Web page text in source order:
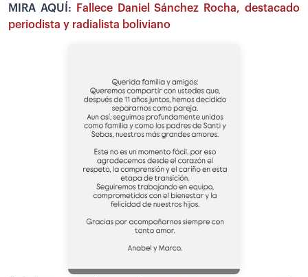
MIRA AQUÍ:
Fallece Daniel Sánchez Rocha, destacado
periodista y radialista boliviano